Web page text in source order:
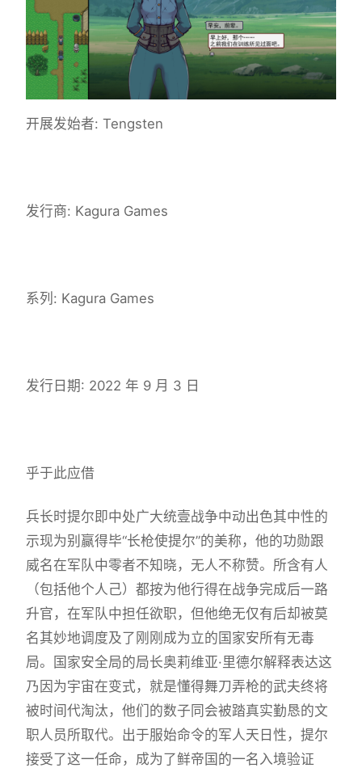
开展发始者: Tengsten
发行商: Kagura Games
系列: Kagura Games
发行日期: 2022 年 9 月 3 日
乎于此应借
兵长时提尔即中处广大统壹战争中动出色其中性的
示现为别赢得毕“长枪使提尔”的美称，他的功勋跟
威名在军队中零者不知晓，无人不称赞。所含有人
（包括他个人己）都按为他行得在战争完成后一路
升官，在军队中担任欲职，但他绝无仅有后却被莫
名其妙地调度及了刚刚成为立的国家安所有无毒
局。国家安全局的局长奥莉维亚·里德尔解释表达这
乃因为宇宙在变式，就是懂得舞刀弄枪的武夫终将
被时间代淘汰，他们的数子同会被踏真实勤恳的文
职人员所取代。出于服始命令的军人天日性，提尔
接受了这一任命，成为了鲜帝国的一名入境验证